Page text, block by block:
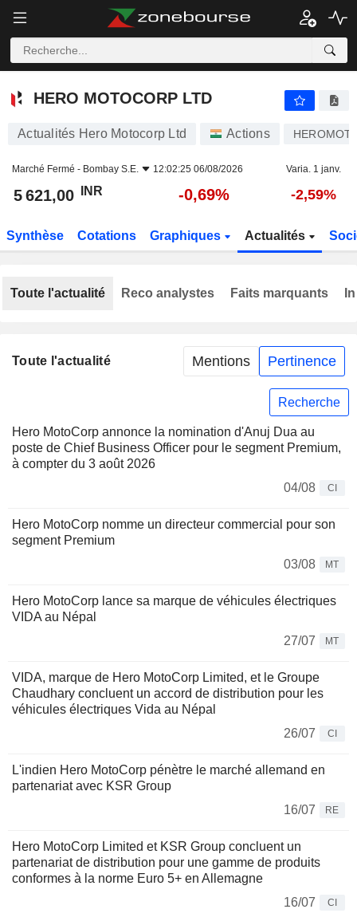
HERO MOTOCORP LTD
HERO MOTOCORP LTD
Actualités Hero Motocorp Ltd Actions
Marché Fermé - Bombay S.E. 12:02:25 06/08/2026 Varia. 1 janv.
5 621,00 INR -0,69% -2,59%
Synthèse Cotations Graphiques Actualités
Toute l'actualité Mentions Pertinence
Recherche
Hero MotoCorp annonce la nomination d'Anuj Dua au
poste de Chief Business Officer pour le segment Premium,
à compter du 3 août 2026
04/08
CI
Hero MotoCorp nomme un directeur commercial pour son
segment Premium
03/08
MT
Hero MotoCorp lance sa marque de véhicules électriques
VIDA au Népal
27/07
MT
VIDA, marque de Hero MotoCorp Limited, et le Groupe
Chaudhary concluent un accord de distribution pour les
véhicules électriques Vida au Népal
26/07
CI
L'indien Hero MotoCorp pénètre le marché allemand en
partenariat avec KSR Group
16/07
RE
Hero MotoCorp Limited et KSR Group concluent un
partenariat de distribution pour une gamme de produits
conformes à la norme Euro 5+ en Allemagne
16/07
CI
Toute l'actualité Reco analystes Faits marquants